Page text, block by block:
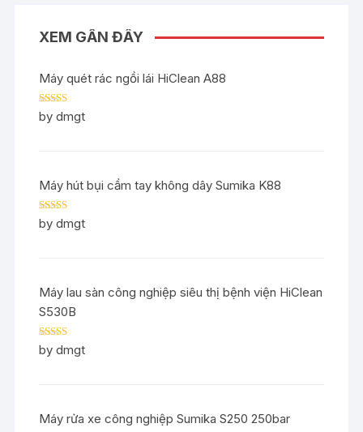
XEM GẦN ĐÂY
Máy quét rác ngồi lái HiClean A88
Rated5out
of 5
by dmgt
Máy hút bụi cầm tay không dây Sumika K88
Rated5out
of 5
by dmgt
Máy lau sàn công nghiệp siêu thị bệnh viện HiClean
S530B
Rated5out
of 5
by dmgt
Máy rửa xe công nghiệp Sumika S250 250bar